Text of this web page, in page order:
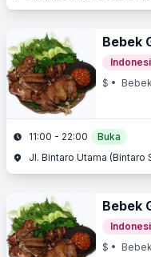
Bebek
$ • Bebek
11:00 - 22:00
Buka
Bebek
$ • Bebek